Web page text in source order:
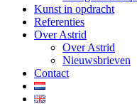
Kunst in opdracht
Referenties
Over Astrid
Over Astrid
Nieuwsbrieven
Contact